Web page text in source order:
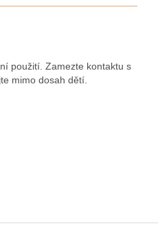
použití. Zamezte kontaktu s
mimo dosah dětí.